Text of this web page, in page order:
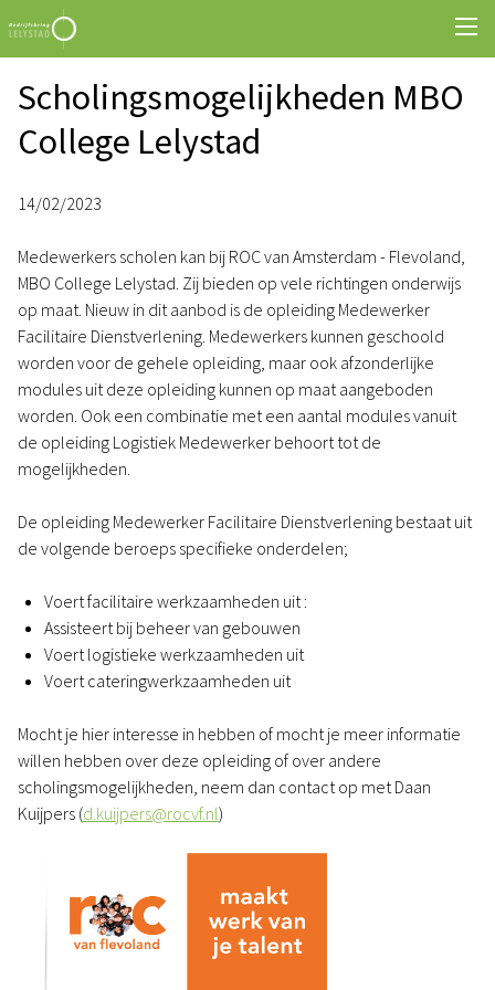
Scholingsmogelijkheden MBO
College Lelystad
14/02/2023
Medewerkers scholen kan bij ROC van Amsterdam - Flevoland,
MBO College Lelystad. Zij bieden op vele richtingen onderwijs
op maat. Nieuw in dit aanbod is de opleiding Medewerker
Facilitaire Dienstverlening. Medewerkers kunnen geschoold
worden voor de gehele opleiding, maar ook afzonderlijke
modules uit deze opleiding kunnen op maat aangeboden
worden. Ook een combinatie met een aantal modules vanuit
de opleiding Logistiek Medewerker behoort tot de
mogelijkheden.
De opleiding Medewerker Facilitaire Dienstverlening bestaat uit
de volgende beroeps specifieke onderdelen;
Voert facilitaire werkzaamheden uit :
Assisteert bij beheer van gebouwen
Voert logistieke werkzaamheden uit
Voert cateringwerkzaamheden uit
Mocht je hier interesse in hebben of mocht je meer informatie
willen hebben over deze opleiding of over andere
scholingsmogelijkheden, neem dan contact op met Daan
Kuijpers (d.kuijpers@rocvf.nl)